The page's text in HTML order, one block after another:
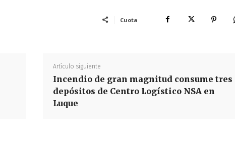
Cuota
Artículo siguiente
Incendio de gran magnitud consume tres
depósitos de Centro Logístico NSA en
Luque